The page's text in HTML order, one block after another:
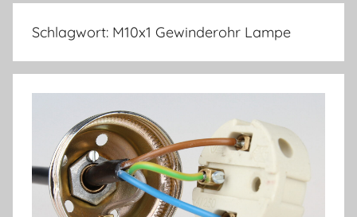
Schlagwort: M10x1 Gewinderohr Lampe